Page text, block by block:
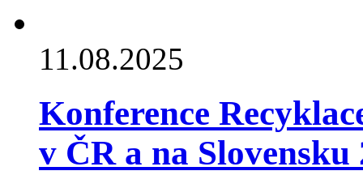
11.08.2025
Konference
v ČR a na Slovensku